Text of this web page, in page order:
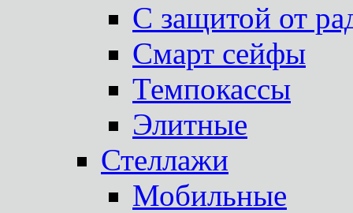
С защитой от
Смарт сейфы
Темпокассы
Элитные
Стеллажи
Мобильные